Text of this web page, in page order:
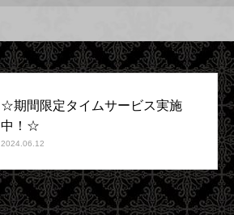
☆期間限定タイムサービス実施
中！☆
2024.06.12